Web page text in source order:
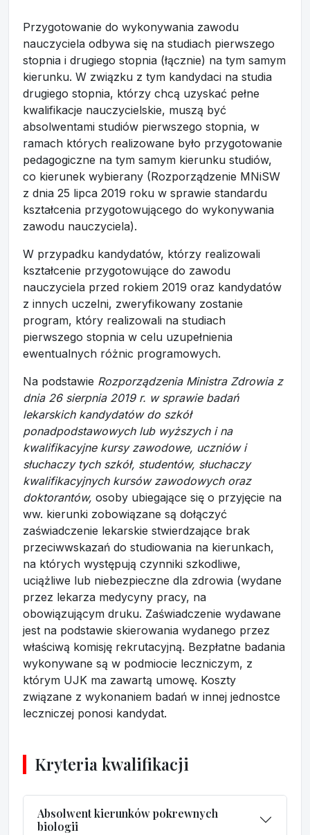
Przygotowanie do wykonywania zawodu
nauczyciela odbywa się na studiach pierwszego
stopnia i drugiego stopnia (łącznie) na tym samym
kierunku. W związku z tym kandydaci na studia
drugiego stopnia, którzy chcą uzyskać pełne
kwalifikacje nauczycielskie, muszą być
absolwentami studiów pierwszego stopnia, w
ramach których realizowane było przygotowanie
pedagogiczne na tym samym kierunku studiów,
co kierunek wybierany (Rozporządzenie MNiSW
z dnia 25 lipca 2019 roku w sprawie standardu
kształcenia przygotowującego do wykonywania
zawodu nauczyciela).
W przypadku kandydatów, którzy realizowali
kształcenie przygotowujące do zawodu
nauczyciela przed rokiem 2019 oraz kandydatów
z innych uczelni, zweryfikowany zostanie
program, który realizowali na studiach
pierwszego stopnia w celu uzupełnienia
ewentualnych różnic programowych.
Na podstawie Rozporządzenia Ministra Zdrowia z
dnia 26 sierpnia 2019 r. w sprawie badań
lekarskich kandydatów do szkół
ponadpodstawowych lub wyższych i na
kwalifikacyjne kursy zawodowe, uczniów i
słuchaczy tych szkół, studentów, słuchaczy
kwalifikacyjnych kursów zawodowych oraz
doktorantów, osoby ubiegające się o przyjęcie na
ww. kierunki zobowiązane są dołączyć
zaświadczenie lekarskie stwierdzające brak
przeciwwskazań do studiowania na kierunkach,
na których występują czynniki szkodliwe,
uciążliwe lub niebezpieczne dla zdrowia (wydane
przez lekarza medycyny pracy, na
obowiązującym druku. Zaświadczenie wydawane
jest na podstawie skierowania wydanego przez
właściwą komisję rekrutacyjną. Bezpłatne badania
wykonywane są w podmiocie leczniczym, z
którym UJK ma zawartą umowę. Koszty
związane z wykonaniem badań w innej jednostce
leczniczej ponosi kandydat.
Kryteria kwalifikacji
Absolwent kierunków pokrewnych
biologii